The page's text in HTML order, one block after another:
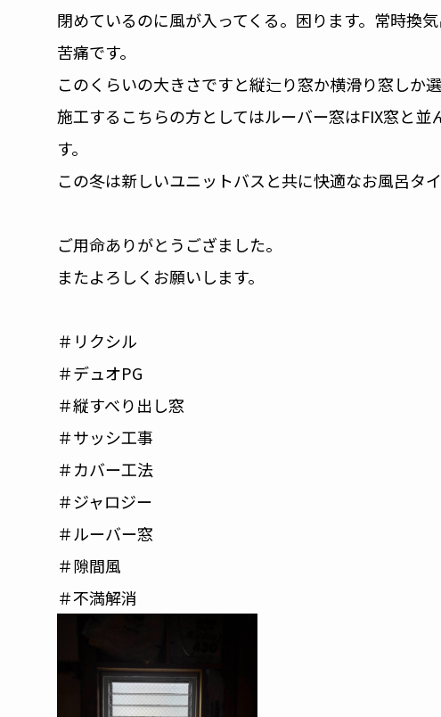
閉めているのに風が入ってくる。困ります。常時換
苦痛です。
このくらいの大きさですと縦辷り窓か横滑り窓しか
施工するこちらの方としてはルーバー窓はFIX窓と
す。
この冬は新しいユニットバスと共に快適なお風呂タ
ご用命ありがとうござました。
またよろしくお願いします。
＃リクシル
＃デュオPG
＃縦すべり出し窓
＃サッシ工事
＃カバー工法
＃ジャロジー
＃ルーバー窓
＃隙間風
＃不満解消